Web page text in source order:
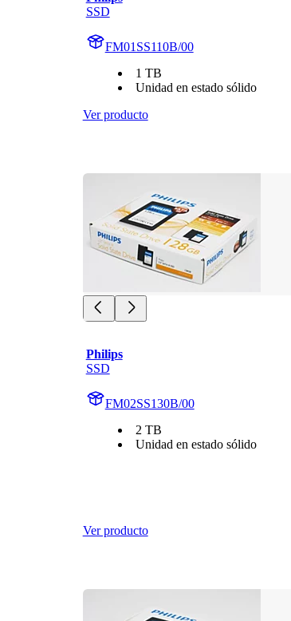
SSD
FM01SS110B/00
1 TB
Unidad en estado sólido
Ver producto
Philips
SSD
FM02SS130B/00
2 TB
Unidad en estado sólido
Ver producto